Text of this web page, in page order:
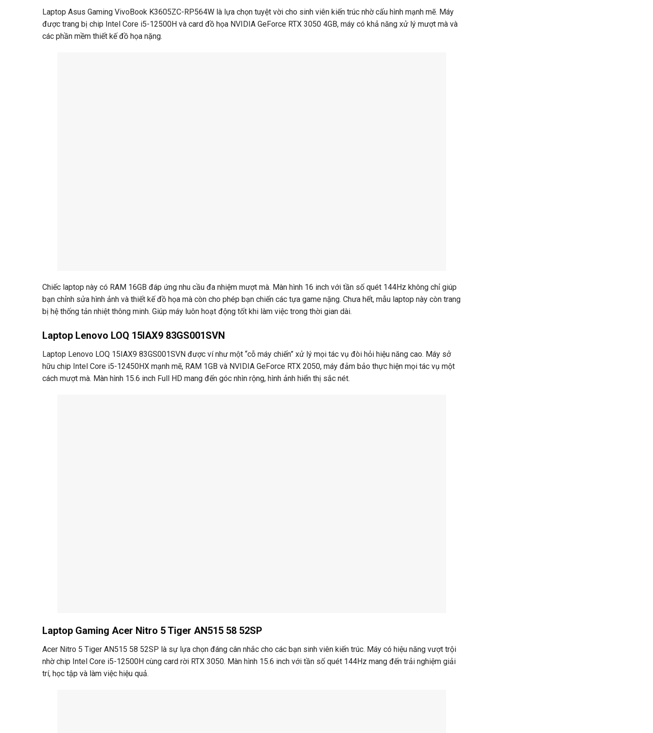
Laptop Asus Gaming VivoBook K3605ZC-RP564W là lựa chọn tuyệt vời cho sinh viên kiến trúc nhờ cấu hình mạnh mẽ. Máy
được trang bị chip Intel Core i5-12500H và card đồ họa NVIDIA GeForce RTX 3050 4GB, máy có khả năng xử lý mượt mà và
các phần mềm thiết kế đồ họa nặng.
Chiếc laptop này có RAM 16GB đáp ứng nhu cầu đa nhiệm mượt mà. Màn hình 16 inch với tần số quét 144Hz không chỉ giúp
bạn chỉnh sửa hình ảnh và thiết kế đồ họa mà còn cho phép bạn chiến các tựa game nặng. Chưa hết, mẫu laptop này còn trang
bị hệ thống tản nhiệt thông minh. Giúp máy luôn hoạt động tốt khi làm việc trong thời gian dài.
Laptop Lenovo LOQ 15IAX9 83GS001SVN
Laptop Lenovo LOQ 15IAX9 83GS001SVN được ví như một “cỗ máy chiến” xử lý mọi tác vụ đòi hỏi hiệu năng cao. Máy sở
hữu chip Intel Core i5-12450HX mạnh mẽ, RAM 1GB và NVIDIA GeForce RTX 2050, máy đảm bảo thực hiện mọi tác vụ một
cách mượt mà. Màn hình 15.6 inch Full HD mang đến góc nhìn rộng, hình ảnh hiển thị sắc nét.
Laptop Gaming Acer Nitro 5 Tiger AN515 58 52SP
Acer Nitro 5 Tiger AN515 58 52SP là sự lựa chọn đáng cân nhắc cho các bạn sinh viên kiến trúc. Máy có hiệu năng vượt trội
nhờ chip Intel Core i5-12500H cùng card rời RTX 3050. Màn hình 15.6 inch với tần số quét 144Hz mang đến trải nghiệm giải
trí, học tập và làm việc hiệu quả.